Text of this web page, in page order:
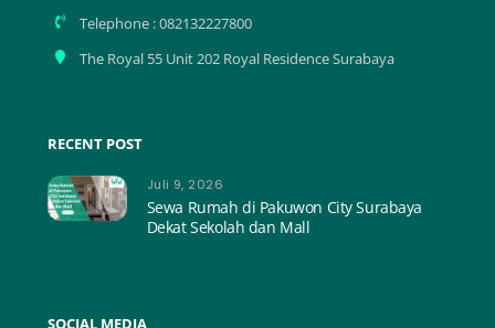
Telephone : 082132227800
The Royal 55 Unit 202 Royal Residence Surabaya
RECENT POST
Juli 9, 2026
Sewa Rumah di Pakuwon City Surabaya
Dekat Sekolah dan Mall
SOCIAL MEDIA